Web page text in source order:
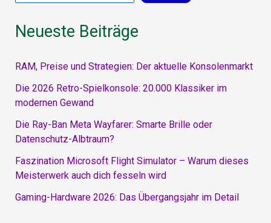
zum
Day
Neueste Beiträge
RAM, Preise und Strategien: Der aktuelle Konsolenmarkt
Die 2026 Retro-Spielkonsole: 20.000 Klassiker im
modernen Gewand
Die Ray-Ban Meta Wayfarer: Smarte Brille oder
Datenschutz-Albtraum?
Faszination Microsoft Flight Simulator – Warum dieses
Meisterwerk auch dich fesseln wird
Gaming-Hardware 2026: Das Übergangsjahr im Detail